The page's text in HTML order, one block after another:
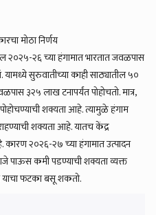
मोठा निर्णय
२०२५-२६ च्या हंगामात भारतात जवळपास
सुरुवातीच्या काही साठ्यातील ५०
३२५ लाख टनापर्यंत पोहोचतो. मात्र,
शक्यता आहे. त्यामुळे हंगाम
शक्यता आहे. यातच केंद्र
२०२६-२७ च्या हंगामात उत्पादन
पाऊस कमी पडण्याची शक्यता व्यक्त
याचा फटका बसू शकतो.